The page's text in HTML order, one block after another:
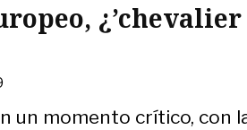
¿’chevalier
un momento crítico, con